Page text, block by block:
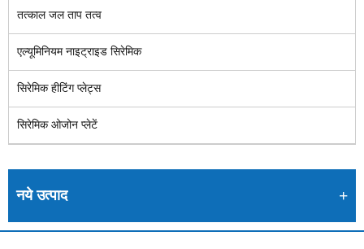
तत्काल जल ताप तत्व
एल्यूमिनियम नाइट्राइड सिरेमिक
सिरेमिक हीटिंग प्लेट्स
सिरेमिक ओजोन प्लेटें
नये उत्पाद